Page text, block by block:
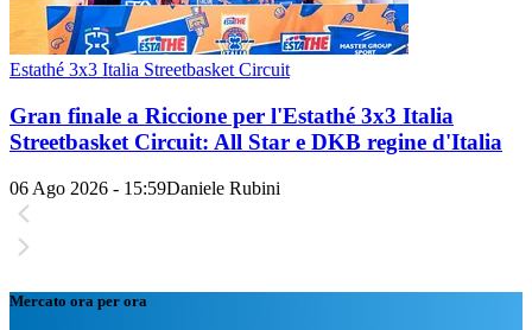
Estathé 3x3 Italia Streetbasket Circuit
Gran finale a Riccione per l'Estathé 3x3 Italia
Streetbasket Circuit: All Star e DKB regine d'Italia
06 Ago 2026 - 15:59Daniele Rubini
Mercato ora per ora